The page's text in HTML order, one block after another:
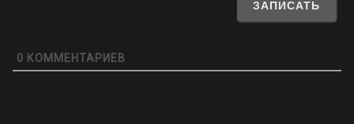
0 КОММЕНТАРИЕВ